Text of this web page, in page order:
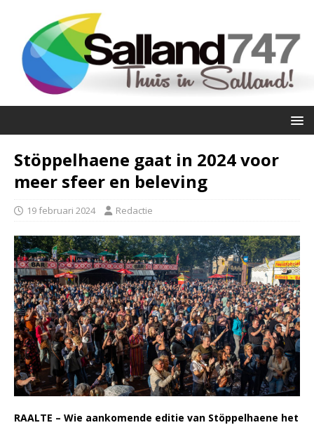
Stöppelhaene gaat in 2024 voor
meer sfeer en beleving
19 februari 2024 Redactie
RAALTE – Wie aankomende editie van Stöppelhaene het